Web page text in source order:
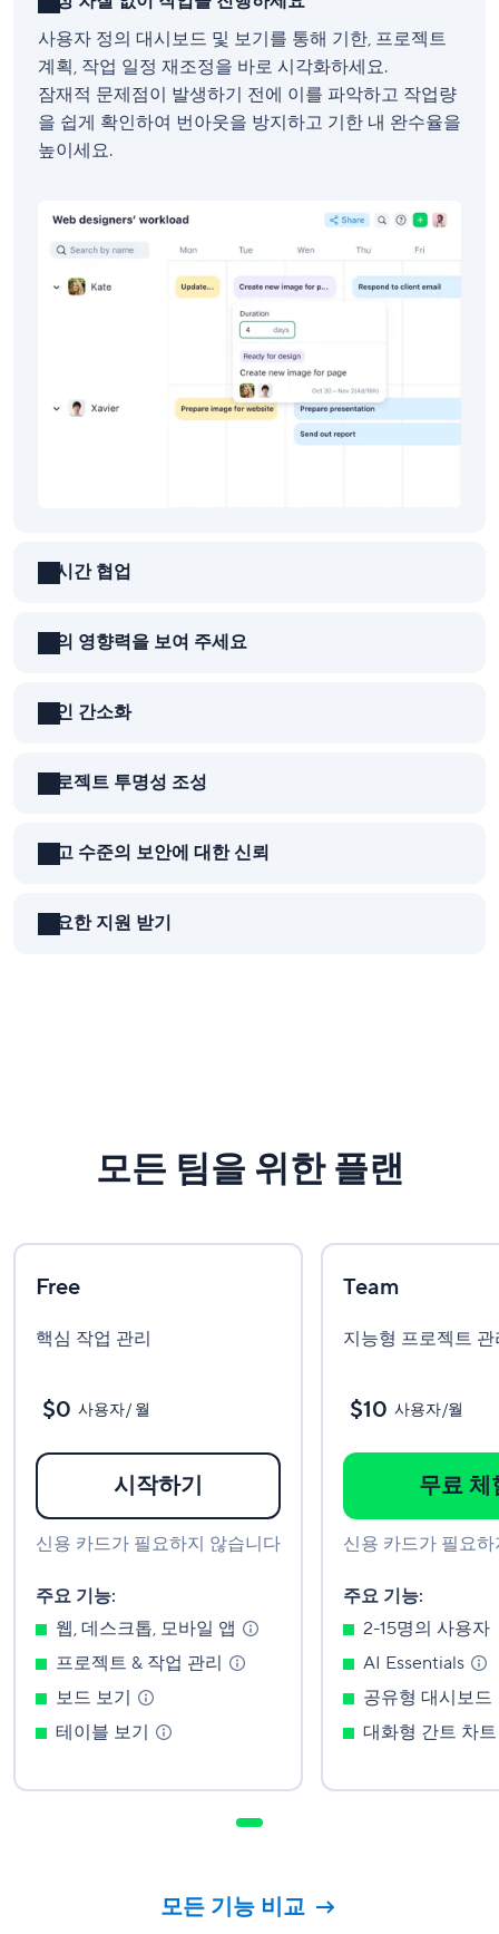
사용자 정의 대시보드 및 보기를 통해 기한, 프로젝트
계획, 작업 일정 재조정을 바로 시각화하세요.
잠재적 문제점이 발생하기 전에 이를 파악하고 작업량
을 쉽게 확인하여 번아웃을 방지하고 기한 내 완수율을
높이세요.
실시간 협업
팀의 영향력을 보여 주세요
승인 간소화
프로젝트 투명성 조성
최고 수준의 보안에 대한 신뢰
필요한 지원 받기
모든 팀을 위한 플랜
Free
핵심 작업 관리
$0 사용자/ 월
시작하기
신용 카드가 필요하지 않습니다
주요 기능:
웹, 데스크톱, 모바일 앱
프로젝트 & 작업 관리
보드 보기
테이블 보기
Team
지능형 프로젝트 관
$10 사용자/월
무료 체
신용 카드가 필요
주요 기능:
2-15명의 사용자
AI Essentials
공유형 대시보드
대화형 간트 차트
모든 기능 비교